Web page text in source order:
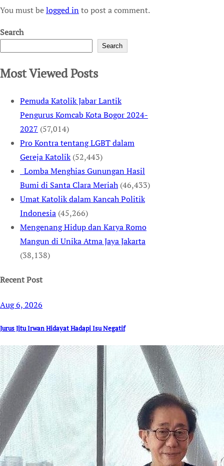
You must belogged into post a comment.
Search
Search
Most Viewed Posts
Pemuda Katolik Jabar Lantik
Pengurus Komcab Kota Bogor 2024-
2027 (57,014)
Pro Kontra tentang LGBT dalam
Gereja Katolik (52,443)
Lomba Menghias Gunungan Hasil
Bumi di Santa Clara Meriah (46,433)
Umat Katolik dalam Kancah Politik
Indonesia (45,266)
Mengenang Hidup dan Karya Romo
Mangun di Unika Atma Jaya Jakarta
(38,138)
Recent Post
Aug 6, 2026
Jurus Jitu Irwan Hidayat Hadapi Isu Negatif